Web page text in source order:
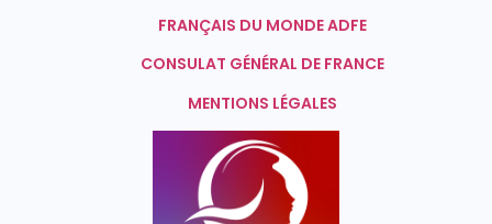
FRANÇAIS DU MONDE ADFE
CONSULAT GÉNÉRAL DE FRANCE
MENTIONS LÉGALES